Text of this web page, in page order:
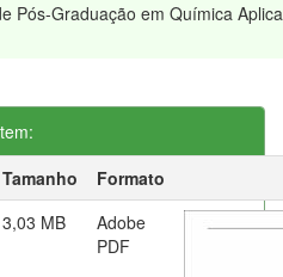
Pós-Graduação em Química
Tamanho
Formato
3,03 MB
Adobe
PDF